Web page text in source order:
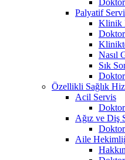
Palyatif
Klinik
Doktor
Nasıl
Sık
Özellikli Sağlık
Acil Servis
Ağız ve Diş
Aile